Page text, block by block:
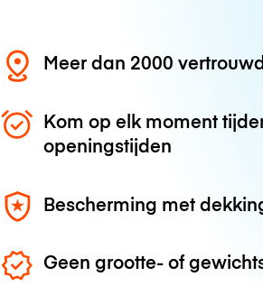
Meer dan 2000
Kom op elk moment
openingstijden
Bescherming met
Geen grootte- of